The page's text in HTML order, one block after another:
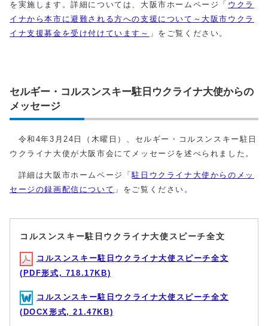
を実施します。詳細については、大阪市ホームページ「 ウクラ
イナから本市に避難される方への支援について～大阪市ウクラ
イナ支援募金を受け付けています～ 」をご覧ください。
セルギー・コルスンスキー駐日ウクライナ大使からの
メッセージ
令和4年3月24日（木曜日）、セルギー・コルスンスキー駐日
ウクライナ大使が大阪市会にてメッセージを述べられました。
詳細は大阪市ホームページ「駐日ウクライナ大使からのメッ
セージの録画配信について 」をご覧ください。
コルスンスキー駐日ウクライナ大使スピーチ全文
コルスンスキー駐日ウクライナ大使スピーチ全文
(PDF形式, 718.17KB)
コルスンスキー駐日ウクライナ大使スピーチ全文
(DOCX形式, 21.47KB)